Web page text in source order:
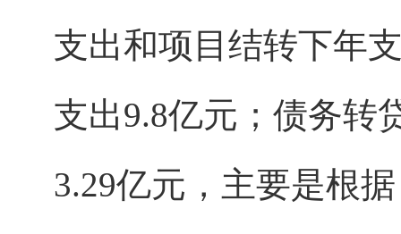
支出和项目结转下年
支出9.8亿元；债务转
3.29亿元，主要是根